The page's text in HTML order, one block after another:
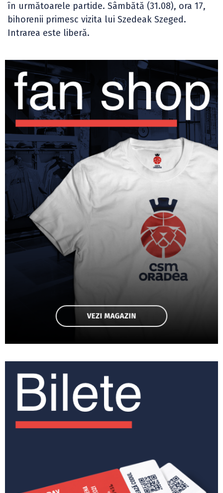
în următoarele partide. Sâmbătă (31.08), ora 17,
bihorenii primesc vizita lui Szedeak Szeged.
Intrarea este liberă.